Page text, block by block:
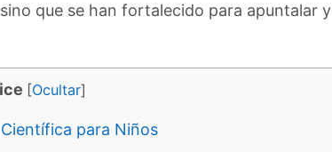
que se han fortalecido para apuntalar
[Ocultar]
para Niños